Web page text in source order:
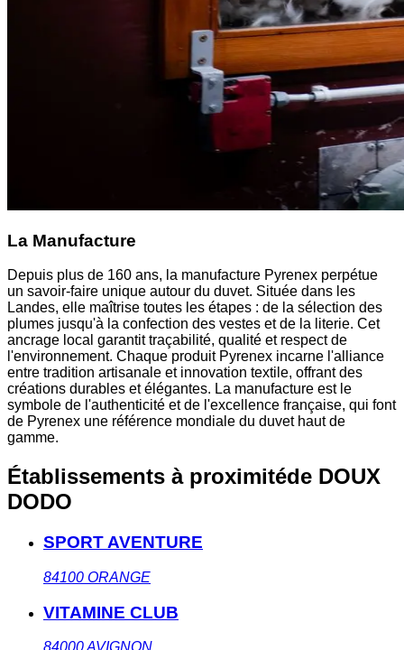
La Manufacture
Depuis plus de 160 ans, la manufacture Pyrenex perpétue
un savoir-faire unique autour du duvet. Située dans les
Landes, elle maîtrise toutes les étapes : de la sélection des
plumes jusqu'à la confection des vestes et de la literie. Cet
ancrage local garantit traçabilité, qualité et respect de
l'environnement. Chaque produit Pyrenex incarne l'alliance
entre tradition artisanale et innovation textile, offrant des
créations durables et élégantes. La manufacture est le
symbole de l'authenticité et de l'excellence française, qui font
de Pyrenex une référence mondiale du duvet haut de
gamme.
Établissements à proximitéde DOUX
DODO
SPORT AVENTURE
84100 ORANGE
VITAMINE CLUB